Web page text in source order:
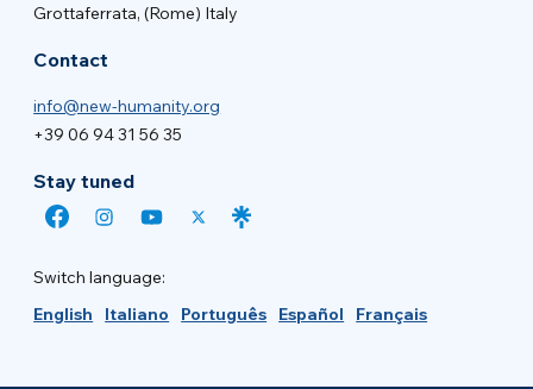
Grottaferrata, (Rome) Italy
Contact
info@new-humanity.org
+39 06 94 31 56 35
Stay tuned
Switch language:
English
Italiano Português Español Français